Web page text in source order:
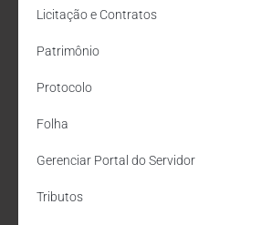
Licitação e Contratos
Patrimônio
Protocolo
Folha
Gerenciar Portal do Servidor
Tributos